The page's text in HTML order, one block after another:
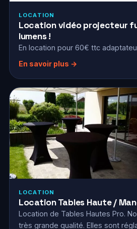
LOCATION
Location vidéo projecteur
lumens !
En location pour 60€ ttc
En savoir plus →
LOCATION
Location Tables Haute /
Location de Tables Hautes Pro.
très grande qualité. Elles sont